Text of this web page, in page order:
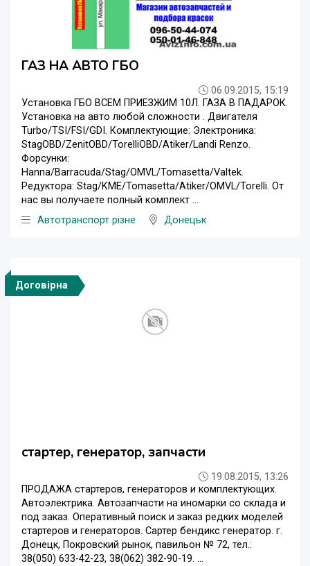
ГАЗ НА АВТО ГБО
06.09.2015, 15:19
Установка ГБО ВСЕМ ПРИЕЗЖИМ 10Л. ГАЗА В ПАДАРОК.
Установка на авто любой сложности . Двигателя
Turbo/TSI/FSI/GDI. Комплектующие: Электроника:
StagOBD/ZenitOBD/TorelliOBD/Atiker/Landi Renzo.
Форсунки:
Hanna/Barracuda/Stag/OMVL/Tomasetta/Valtek.
Редуктора: Stag/KME/Tomasetta/Atiker/OMVL/Torelli. От
нас вы получаете полный комплект ...
Автотранспорт різне
Донецьк
Договірна
стартер, генератор, запчасти
19.08.2015, 13:26
ПРОДАЖА стартеров, генераторов и комплектующих.
Автоэлектрика. Автозапчасти на иномарки со склада и
под заказ. Оперативный поиск и заказ редких моделей
стартеров и генераторов. Сартер бендикс генератор. г.
Донецк, Покровский рынок, павильон № 72, тел.:
38(050) 633-42-23, 38(062) 382-90-19. ...